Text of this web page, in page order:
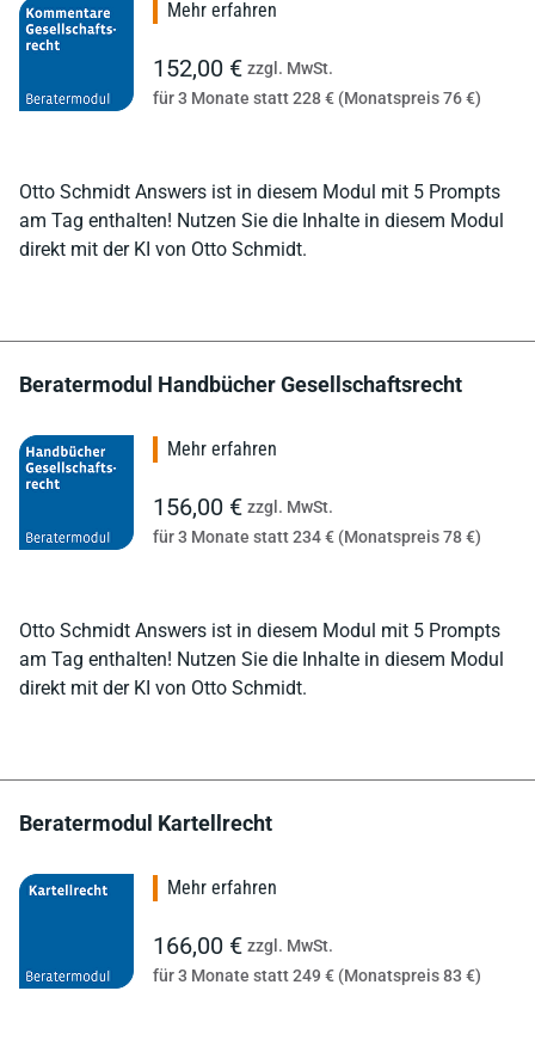
Otto Schmidt Answers ist in diesem Modul mit 5 Prompts
am Tag enthalten! Nutzen Sie die Inhalte in diesem Modul
direkt mit der KI von Otto Schmidt.
Mehr erfahren
152,00 € zzgl. MwSt.
für 3 Monate statt 228 € (Monatspreis 76 €)
Beratermodul Handbücher Gesellschaftsrecht
Otto Schmidt Answers ist in diesem Modul mit 5 Prompts
am Tag enthalten! Nutzen Sie die Inhalte in diesem Modul
direkt mit der KI von Otto Schmidt.
Mehr erfahren
156,00 € zzgl. MwSt.
für 3 Monate statt 234 € (Monatspreis 78 €)
Beratermodul Kartellrecht
Mehr erfahren
166,00 € zzgl. MwSt.
für 3 Monate statt 249 € (Monatspreis 83 €)